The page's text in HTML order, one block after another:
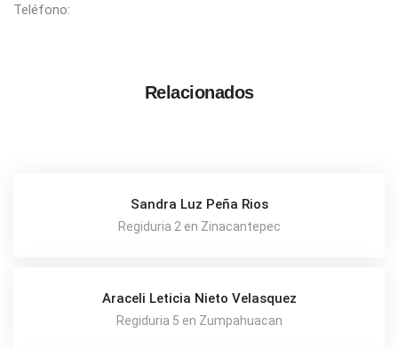
Teléfono:
Relacionados
Sandra Luz Peña Rios
Regiduria 2 en Zinacantepec
Araceli Leticia Nieto Velasquez
Regiduria 5 en Zumpahuacan